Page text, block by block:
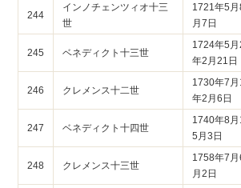
244
インノチェンツィオ十三
世
1721年5
月7日
245 ベネディクト十三世
1724年5
年2月21日
246 クレメンス十二世
1730年7
年2月6日
247 ベネディクト十四世
1740年8
5月3日
248 クレメンス十三世
1758年7
月2日